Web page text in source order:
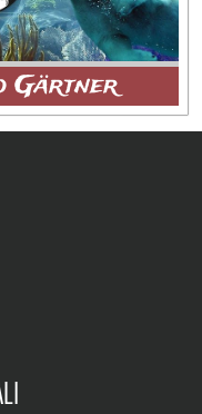
Gärtner